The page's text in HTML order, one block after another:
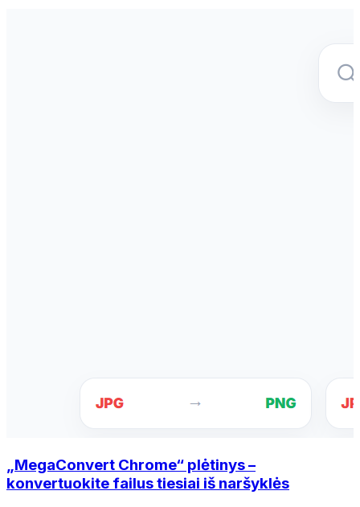
„MegaConvert Chrome“ plėtinys –
konvertuokite failus tiesiai iš naršyklės